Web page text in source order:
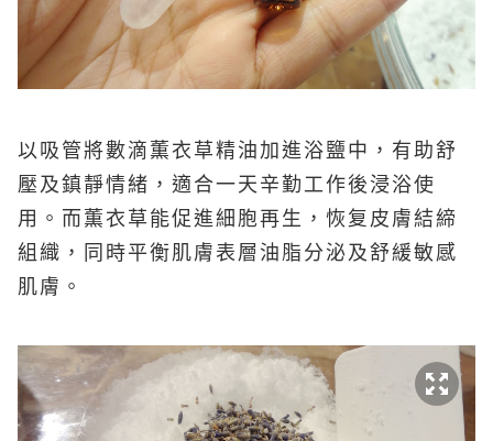
以吸管將數滴薫衣草精油加進浴鹽中，有助舒
壓及鎮靜情緒，適合一天辛勤工作後浸浴使
用。而薫衣草能促進細胞再生，恢复皮膚結締
組織，同時平衡肌膚表層油脂分泌及舒緩敏感
肌膚。